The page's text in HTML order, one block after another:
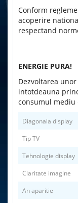
Conform
acoperire
respectand
ENERGIE PURA!
Dezvoltarea
intotdeauna
consumul mediu
Diagonala display
Tip TV
Tehnologie display
Claritate imagine
An aparitie